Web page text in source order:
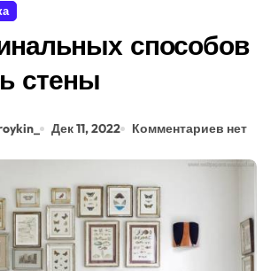
способов
стены
Дек 11, 2022 Комментариев нет